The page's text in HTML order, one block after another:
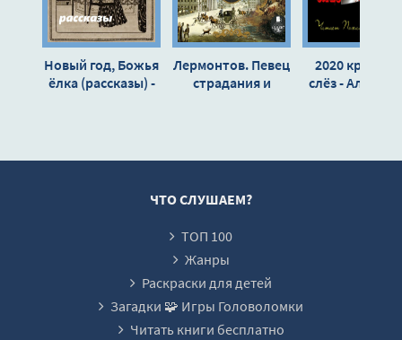
Новый год, Божья
ёлка (рассказы) -
Лермонтов. Певец
страдания и
2020
слёз -
ЧТО СЛУШАЕМ?
ТОП 100
Жанры
Раскраски для детей
Загадки 🧩 Игры Головоломки
Читать книги бесплатно